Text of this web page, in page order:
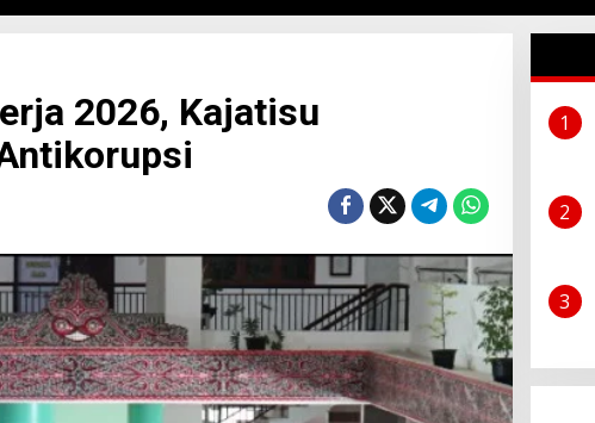
2026, Kajatisu
1
2
3